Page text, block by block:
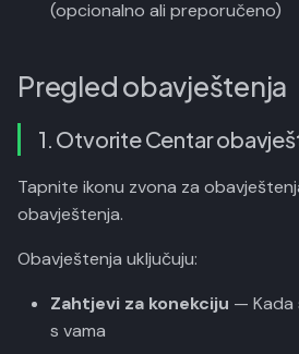
t
g
e
(opcionalno ali preporučeno)
Pregled obavještenja
1. Otvorite Centar
Tapnite ikonu zvona za
obavještenja.
Obavještenja uključuju:
Zahtjevi za konekciju — Kada
s vama